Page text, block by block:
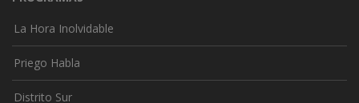
La Hora Inolvidable
Priego Habla
Distrito Sur